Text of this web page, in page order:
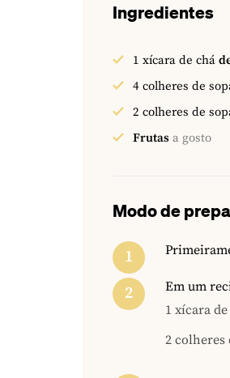
Ingredientes
1 xícara de chá
4 colheres de
2 colheres de
Frutas a gosto
Modo de
Em um
1 xícara
2 colheres